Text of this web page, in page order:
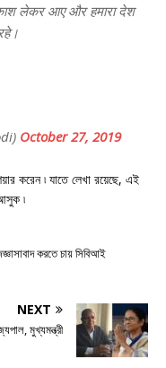
लेकर आए और हमारा देश
October 27, 2019
করেন ৷ যাতে লেখা রয়েছে, এই
৷
করতে চায় সিবিআই
NEXT
মুখ্যমন্ত্রী